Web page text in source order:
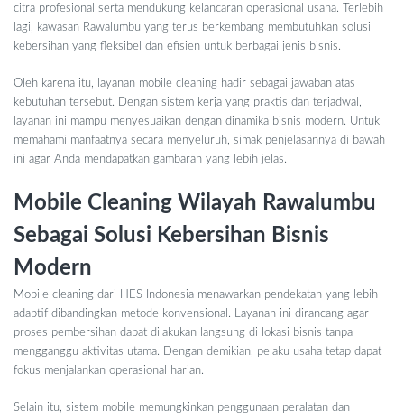
citra profesional serta mendukung kelancaran operasional usaha. Terlebih
lagi, kawasan Rawalumbu yang terus berkembang membutuhkan solusi
kebersihan yang fleksibel dan efisien untuk berbagai jenis bisnis.
Oleh karena itu, layanan mobile cleaning hadir sebagai jawaban atas
kebutuhan tersebut. Dengan sistem kerja yang praktis dan terjadwal,
layanan ini mampu menyesuaikan dengan dinamika bisnis modern. Untuk
memahami manfaatnya secara menyeluruh, simak penjelasannya di bawah
ini agar Anda mendapatkan gambaran yang lebih jelas.
Mobile Cleaning Wilayah Rawalumbu
Sebagai Solusi Kebersihan Bisnis
Modern
Mobile cleaning dari HES Indonesia menawarkan pendekatan yang lebih
adaptif dibandingkan metode konvensional. Layanan ini dirancang agar
proses pembersihan dapat dilakukan langsung di lokasi bisnis tanpa
mengganggu aktivitas utama. Dengan demikian, pelaku usaha tetap dapat
fokus menjalankan operasional harian.
Selain itu, sistem mobile memungkinkan penggunaan peralatan dan